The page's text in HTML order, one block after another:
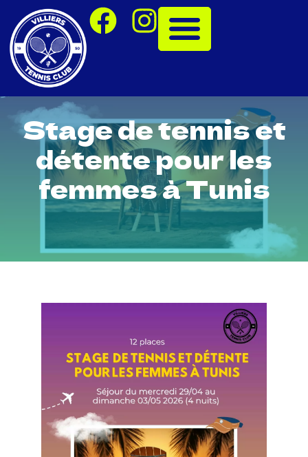
Stage de tennis et
détente pour les
femmes à Tunis